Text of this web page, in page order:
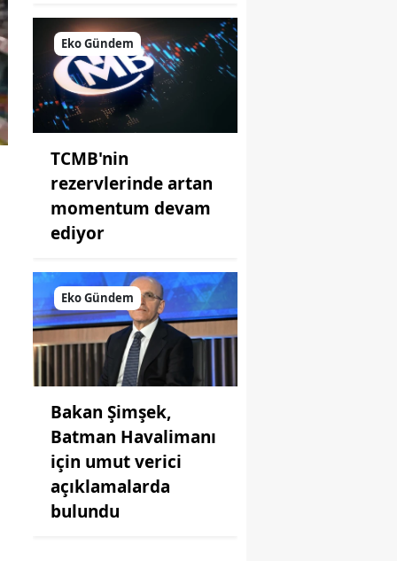
Eko Gündem
TCMB'nin
rezervlerinde artan
momentum devam
ediyor
Eko Gündem
Bakan Şimşek,
Batman Havalimanı
için umut verici
açıklamalarda
bulundu